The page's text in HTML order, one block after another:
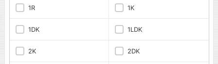
1R 1K
1DK 1LDK
2K 2DK